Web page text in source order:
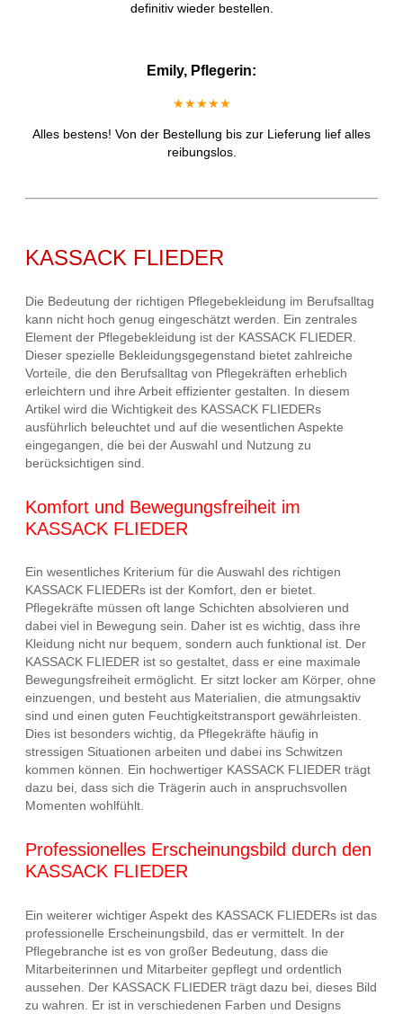
definitiv wieder bestellen.
Emily, Pflegerin:
★★★★★
Alles bestens! Von der Bestellung bis zur Lieferung lief alles
reibungslos.
KASSACK FLIEDER
Die Bedeutung der richtigen Pflegebekleidung im Berufsalltag
kann nicht hoch genug eingeschätzt werden. Ein zentrales
Element der Pflegebekleidung ist der KASSACK FLIEDER.
Dieser spezielle Bekleidungsgegenstand bietet zahlreiche
Vorteile, die den Berufsalltag von Pflegekräften erheblich
erleichtern und ihre Arbeit effizienter gestalten. In diesem
Artikel wird die Wichtigkeit des KASSACK FLIEDERs
ausführlich beleuchtet und auf die wesentlichen Aspekte
eingegangen, die bei der Auswahl und Nutzung zu
berücksichtigen sind.
Komfort und Bewegungsfreiheit im
KASSACK FLIEDER
Ein wesentliches Kriterium für die Auswahl des richtigen
KASSACK FLIEDERs ist der Komfort, den er bietet.
Pflegekräfte müssen oft lange Schichten absolvieren und
dabei viel in Bewegung sein. Daher ist es wichtig, dass ihre
Kleidung nicht nur bequem, sondern auch funktional ist. Der
KASSACK FLIEDER ist so gestaltet, dass er eine maximale
Bewegungsfreiheit ermöglicht. Er sitzt locker am Körper, ohne
einzuengen, und besteht aus Materialien, die atmungsaktiv
sind und einen guten Feuchtigkeitstransport gewährleisten.
Dies ist besonders wichtig, da Pflegekräfte häufig in
stressigen Situationen arbeiten und dabei ins Schwitzen
kommen können. Ein hochwertiger KASSACK FLIEDER trägt
dazu bei, dass sich die Trägerin auch in anspruchsvollen
Momenten wohlfühlt.
Professionelles Erscheinungsbild durch den
KASSACK FLIEDER
Ein weiterer wichtiger Aspekt des KASSACK FLIEDERs ist das
professionelle Erscheinungsbild, das er vermittelt. In der
Pflegebranche ist es von großer Bedeutung, dass die
Mitarbeiterinnen und Mitarbeiter gepflegt und ordentlich
aussehen. Der KASSACK FLIEDER trägt dazu bei, dieses Bild
zu wahren. Er ist in verschiedenen Farben und Designs